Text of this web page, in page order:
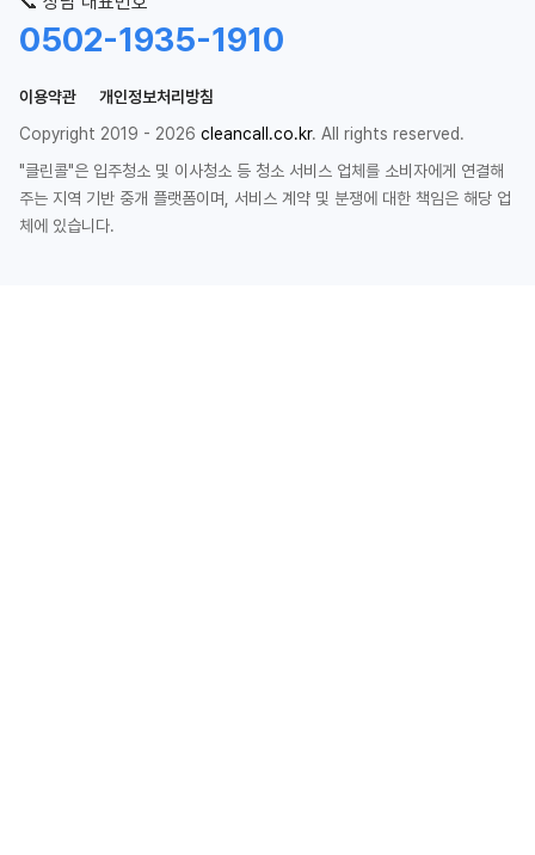
0502-1935-1910
이용약관
개인정보처리방침
Copyright 2019 - 2026 cleancall.co.kr. All rights reserved.
"클린콜"은 입주청소 및 이사청소 등 청소 서비스 업체를 소비자에게 연결해
주는 지역 기반 중개 플랫폼이며, 서비스 계약 및 분쟁에 대한 책임은 해당 업
체에 있습니다.